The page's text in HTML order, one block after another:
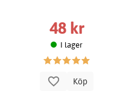
48 kr
I lager
Köp